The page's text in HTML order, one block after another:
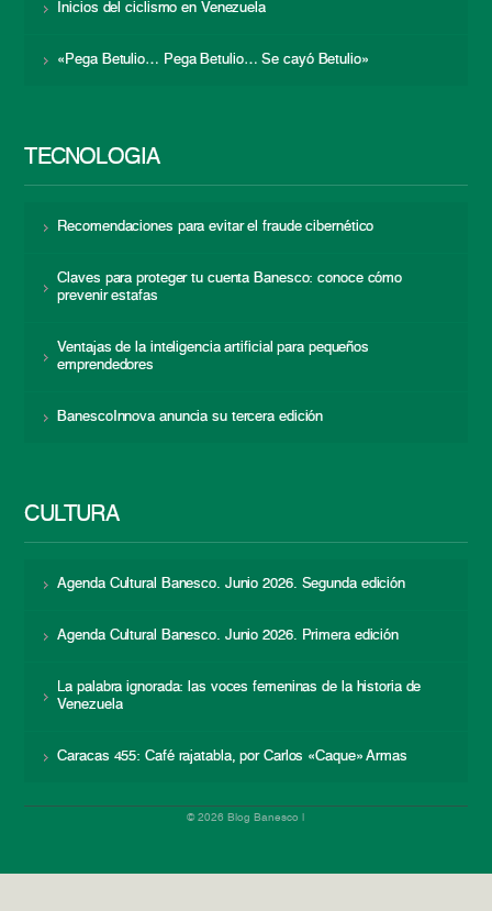
Inicios del ciclismo en Venezuela
«Pega Betulio… Pega Betulio… Se cayó Betulio»
TECNOLOGÍA
Recomendaciones para evitar el fraude cibernético
Claves para proteger tu cuenta Banesco: conoce cómo
prevenir estafas
Ventajas de la inteligencia artificial para pequeños
emprendedores
BanescoInnova anuncia su tercera edición
CULTURA
Agenda Cultural Banesco. Junio 2026. Segunda edición
Agenda Cultural Banesco. Junio 2026. Primera edición
La palabra ignorada: las voces femeninas de la historia de
Venezuela
Caracas 455: Café rajatabla, por Carlos «Caque» Armas
© 2026 Blog Banesco |